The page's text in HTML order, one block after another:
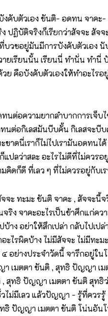
คับตัวเอง ขันติ- อดทน จาคะ-
ง ปฏิบัติจริงก็เรียกว่าสัจจะ สัจ
ที่บวชอยู่มันมีการบังคับตัวเอง
ยเรียนนั้น เรียนนี่ ทำนั่น ทำนี่
ย คือบังคับตัวเองให้ทำอะไรอ
ต่อความยากลำบากการเจ็บ
นต่อกิเลสมันบีบคั้น กิเลสจะบีบ
ขาดนี่เราก็ไม่ไปเรามันอดทนไ
ลว่าสละ อะไรไม่ดีที่ไม่ควรอ
คิดก็ดี ที่เลว ๆ ที่ไม่ควรอยู่กับเ
จจะ ทะมะ ขันติ จาคะ , สัจจะนี้
ง จาคะอะไรเป็นข้าศึกแก่คว
าง อย่าให้สึกเปล่า กลับไปเปล่
ะไรผิดบ้าง ไม่มีสัจจะ ไม่มีทะม
๔ อย่างประจำวัดนี้ จารึกอยู่ใ
เมตตา ขันติ , สุทธิ ปัญญา เม
สุทธิ ปัญญา เมตตา ขันติ สุทธิ
ไม่มีเลว แล้วปัญญา - รู้ที่ควรรู้
ปัญญา เมตตา ขันติ โน่นอันโ